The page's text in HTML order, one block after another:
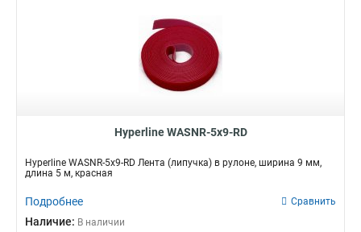
Hyperline WASNR-5x9-RD
Hyperline WASNR-5x9-RD Лента (липучка) в рулоне, ширина 9 мм,
длина 5 м, красная
Подробнее Сравнить
Наличие: В наличии